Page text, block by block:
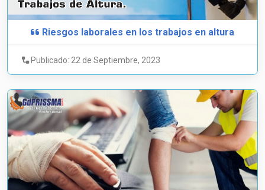
Riesgos laborales en los trabajos en altura
Publicado: 22 de Septiembre, 2023